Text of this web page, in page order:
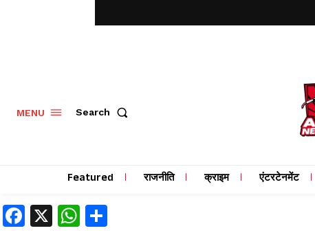
MENU Search
Featured राजनीति क्राइम एंटरटेनमेंट
Facebook
X WhatsApp